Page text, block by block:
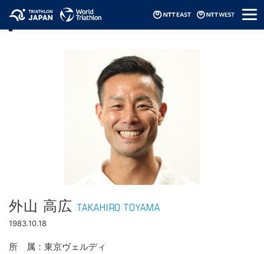
メ
ニ
選手情報
外山 高広 TAKAHIRO TOYAMA
1983.10.18
所属
東京ヴェルディ